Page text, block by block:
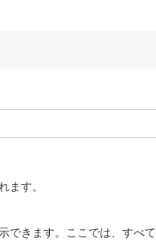
ます。
できます。ここでは、すべて